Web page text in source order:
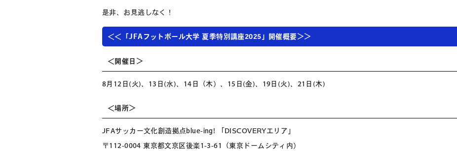
是非、お見逃しなく！
＜＜「JFAフットボール大学 夏季特別講座2025」開催概要＞＞
＜開催日＞
8月12日(火)、13日(水)、14日（木）、15日(金)、19日(火)、21日(木)
＜場所＞
JFAサッカー文化創造拠点blue-ing! 「DISCOVERYエリア」
〒112-0004 東京都文京区後楽1-3-61（東京ドームシティ内）